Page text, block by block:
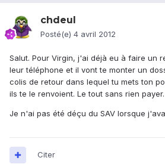
chdeul
Posté(e) 4 avril 2012
Salut. Pour Virgin, j'ai déjà eu à faire un
leur téléphone et il vont te monter un
colis de retour dans lequel tu mets ton
ils te le renvoient. Le tout sans rien payer.
Je n'ai pas été déçu du SAV lorsque
Citer